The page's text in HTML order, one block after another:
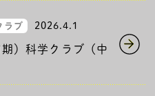
ラブ 2026.4.1
期）科学クラブ（中